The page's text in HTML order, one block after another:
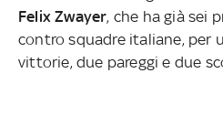
Felix Zwayer, che ha già sei
contro squadre italiane, per
vittorie, due pareggi e due